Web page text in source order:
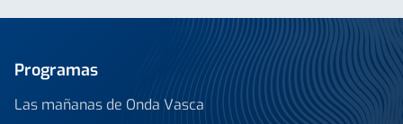
Programas
Las mañanas de Onda Vasca